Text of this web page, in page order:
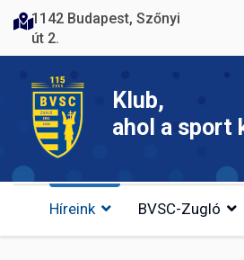
1142 Budapest, Szőnyi
út 2.
Klub,
ahol a sport
Híreink BVSC-Zugló